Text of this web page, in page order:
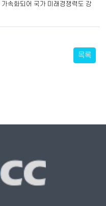
속화되어 국가 미래경쟁력도 강
목록